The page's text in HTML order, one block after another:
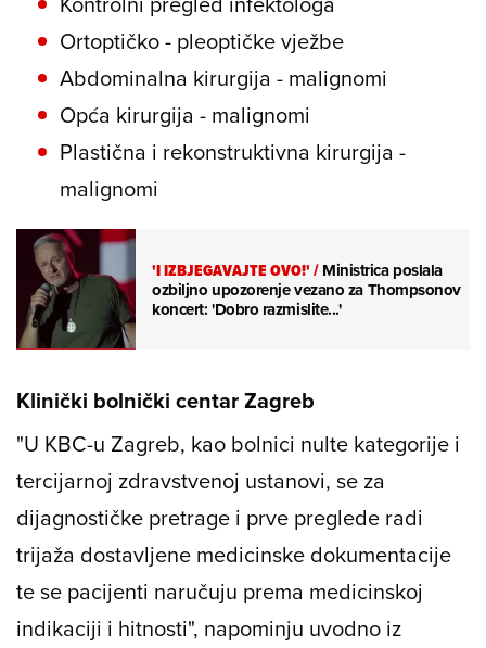
Ortoptičko - pleoptičke vježbe
Abdominalna kirurgija - malignomi
Opća kirurgija - malignomi
Plastična i rekonstruktivna kirurgija -
malignomi
'I IZBJEGAVAJTE OVO!'/Ministrica poslala
ozbiljno upozorenje vezano za Thompsonov
koncert: 'Dobro razmislite...'
Klinički bolnički centar Zagreb
"U KBC-u Zagreb, kao bolnici nulte kategorije i
tercijarnoj zdravstvenoj ustanovi, se za
dijagnostičke pretrage i prve preglede radi
trijaža dostavljene medicinske dokumentacije
te se pacijenti naručuju prema medicinskoj
indikaciji i hitnosti", napominju uvodno iz